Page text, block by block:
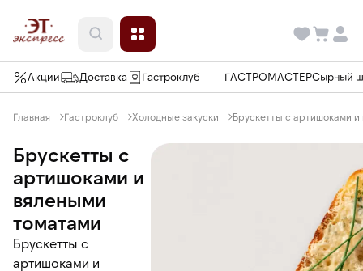
Акции Доставка Гастроклуб ГАСТРОМАСТЕРСырный
Главная Гастроклуб Холодные закуски Брускетты с артишоками
Брускетты с
артишоками и
вялеными
томатами
Брускетты с
артишоками и